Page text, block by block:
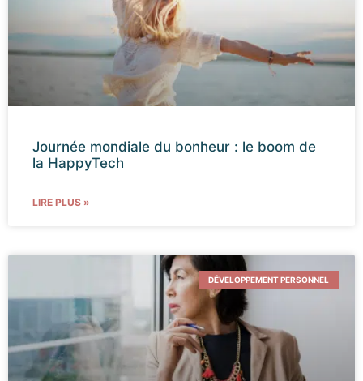
Journée mondiale du bonheur : le boom de
la HappyTech
LIRE PLUS »
DÉVELOPPEMENT PERSONNEL